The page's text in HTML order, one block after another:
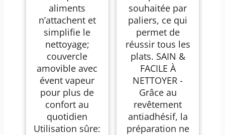
aliments
n’attachent et
simplifie le
nettoyage;
couvercle
amovible avec
évent vapeur
pour plus de
confort au
quotidien
Utilisation sûre:
souhaitée par
paliers, ce qui
permet de
réussir tous les
plats. SAIN &
FACILE À
NETTOYER -
Grâce au
revêtement
antiadhésif, la
préparation ne